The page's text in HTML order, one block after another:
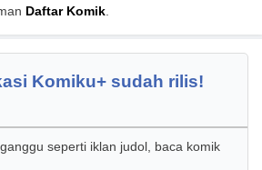
Daftar Komik.
Komiku+ sudah rilis!
seperti iklan judol, baca komik